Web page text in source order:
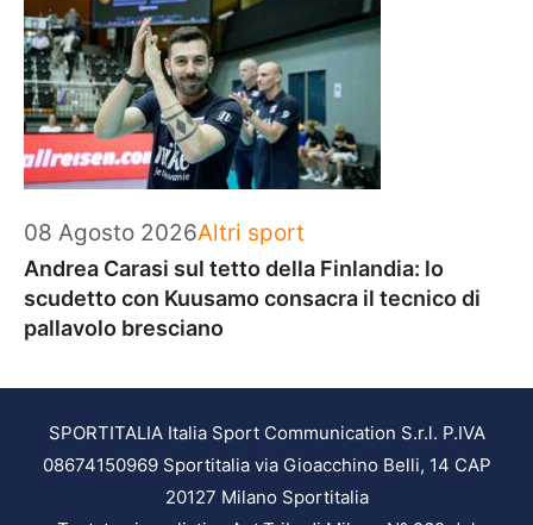
08 Agosto 2026Categorie
Altri sport
Andrea Carasi sul tetto della Finlandia: lo
scudetto con Kuusamo consacra il tecnico di
pallavolo bresciano
SPORTITALIA Italia Sport Communication S.r.l. P.IVA
08674150969 Sportitalia via Gioacchino Belli, 14 CAP
20127 Milano Sportitalia